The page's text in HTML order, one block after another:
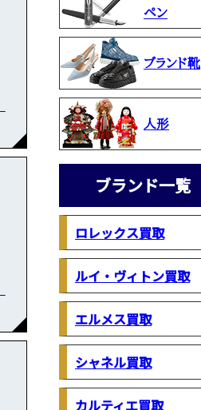
ペン
ブランド靴
人形
ブランド一覧
ロレックス買取
ルイ・ヴィトン買取
エルメス買取
シャネル買取
カルティエ買取